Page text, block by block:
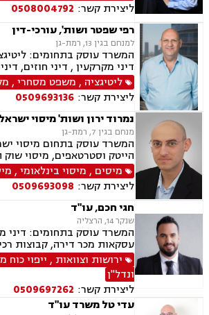
ליצירת קשר: 0508004792
רפי שפטר ושות', עורכי-דין
למנחם בגין 13, רמת-גן
המשרד עוסק בתחומים:
דיני מקרקעין , דיני חוזים,
וצוואות, לשון הרע, קניין
ליטיגציה , משפט מסחרי,
ליצירת קשר: 0509693136
נמרוד ירון ושות' מיסוי
מנחם בגין 7, רמת-גן
המשרד עוסק בתחום מיסוי
הייטק וסטרטאפים, מיסוי
דיגיטליים, גילוי מרצון, דיני
מיזוגים ורכישות, השקעות
בחו"ל, פטור ממס הכנסה
מס, חוק עידוד השקעות הון
מיסים , מיסוי בינלאומי,
ליצירת קשר: 0509693098
חגי חכם, עו"ד
שנקר 14, הרצליה
המשרד עוסק בתחומים: דיני
עסקאות מכר דירה, קבוצות
אזרחי מסחרי, ירושות
ירושות וצוואות , ייפוי
ונדל"ן
ליצירת קשר: 0509697262
עדי טל משרד עו"ד